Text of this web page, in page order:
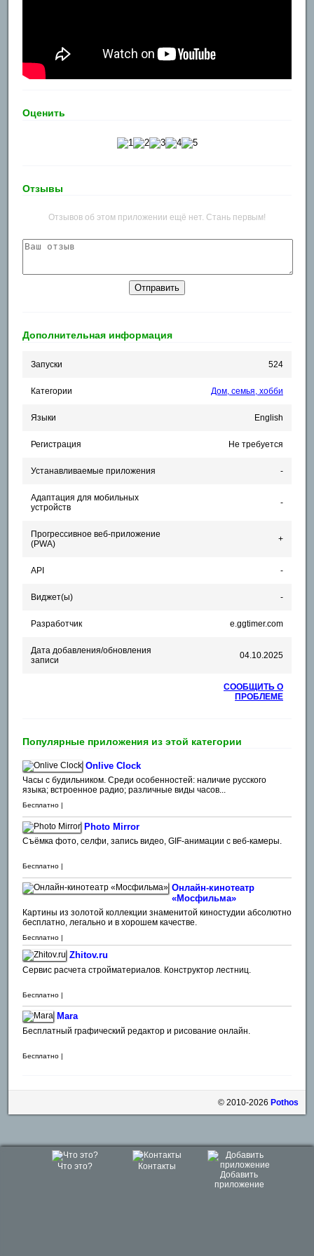
Оценить
Отзывы
Отзывов об этом приложении ещё нет. Стань первым!
Дополнительная информация
Запуски 524
Категории Дом, семья, хобби
Языки English
Регистрация Не требуется
Устанавливаемые приложения -
Адаптация для мобильных
устройств
-
Прогрессивное веб-приложение
(PWA)
+
API -
Виджет(ы) -
Разработчик e.ggtimer.com
Дата добавления/обновления
записи
04.10.2025
СООБЩИТЬ О
ПРОБЛЕМЕ
Популярные приложения из этой категории
Onlive Clock
Часы с будильником. Среди особенностей: наличие русского
языка; встроенное радио; различные виды часов...
Бесплатно |
Photo Mirror
Съёмка фото, селфи, запись видео, GIF-анимации с веб-камеры.
Бесплатно |
Онлайн-кинотеатр
«Мосфильма»
Картины из золотой коллекции знаменитой киностудии абсолютно
бесплатно, легально и в хорошем качестве.
Бесплатно |
Zhitov.ru
Сервис расчета стройматериалов. Конструктор лестниц.
Бесплатно |
Mara
Бесплатный графический редактор и рисование онлайн.
Бесплатно |
© 2010-2026 Pothos
Что это?
Контакты
Добавить
приложение